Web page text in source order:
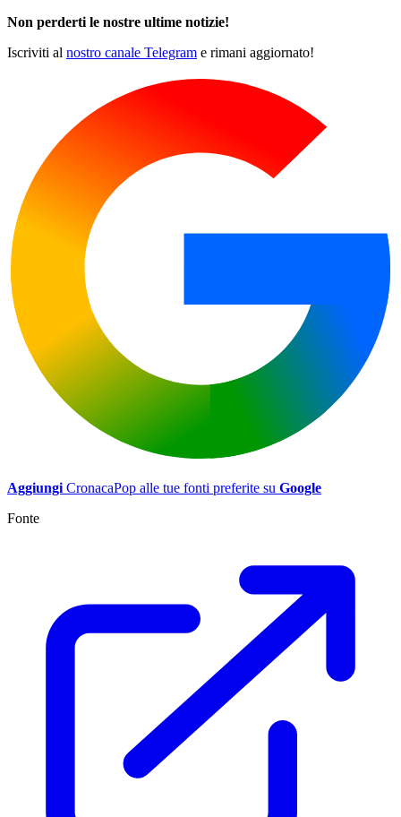
Non perderti le nostre ultime notizie!
Iscriviti al nostro canale Telegram e rimani aggiornato!
Aggiungi CronacaPop alle tue fonti preferite su Google
Fonte